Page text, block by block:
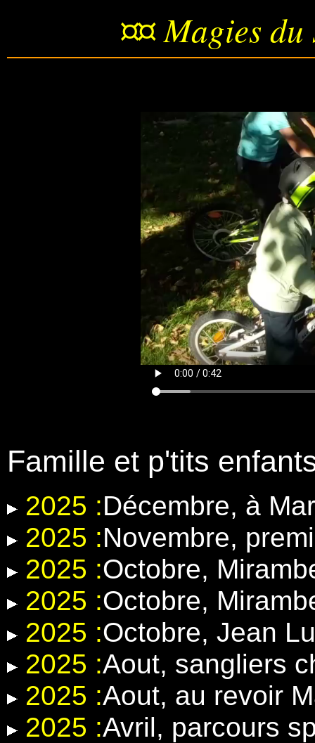
¤¤ Magies du
Famille et p'tits
2025 :Décembre, à
2025 :Novembre,
2025 :Octobre,
2025 :Octobre,
2025 :Octobre, Jean
2025 :Aout, sangliers
2025 :Aout, au revoir
2025 :Avril, parcours